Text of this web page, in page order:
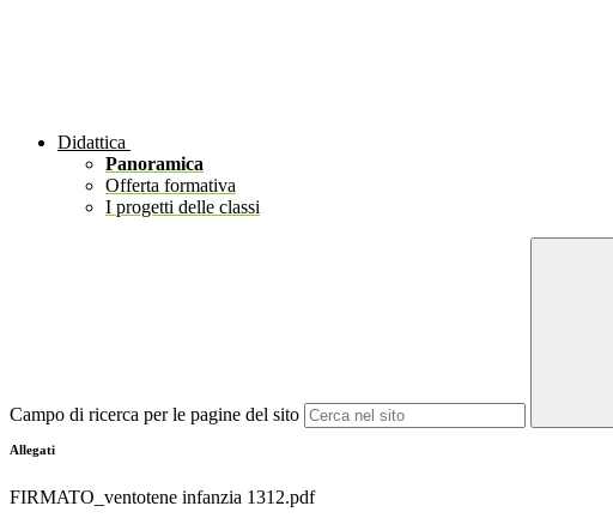
Didattica
Panoramica
Offerta formativa
I progetti delle classi
Campo di ricerca per le pagine del sito
Allegati
FIRMATO_ventotene infanzia 1312.pdf